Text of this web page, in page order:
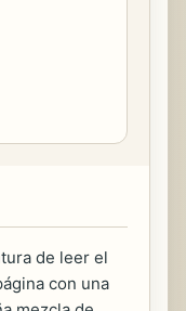
de leer el
con una